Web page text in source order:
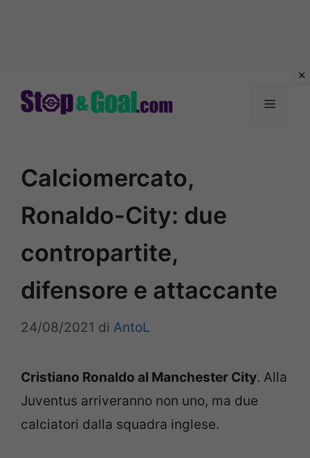
Menu
Calciomercato,
Ronaldo-City: due
contropartite,
difensore e attaccante
24/08/2021 di AntoL
Cristiano Ronaldo al Manchester City. Alla
Juventus arriveranno non uno, ma due
calciatori dalla squadra inglese.